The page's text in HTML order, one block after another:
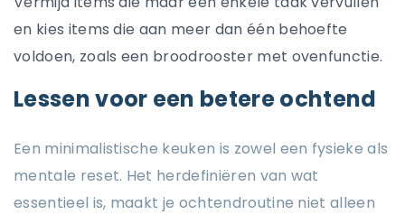
en kies items die aan meer dan één behoefte
voldoen, zoals een broodrooster met ovenfunctie.
Lessen voor een betere ochtend
Een minimalistische keuken is zowel een fysieke als
mentale reset. Het herdefiniëren van wat
essentieel is, maakt je ochtendroutine niet alleen